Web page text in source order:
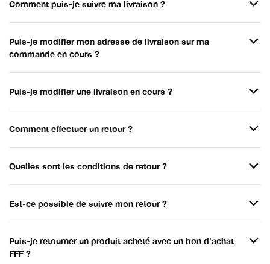
Comment puis-je suivre ma livraison ?
Puis-je modifier mon adresse de livraison sur ma
commande en cours ?
Puis-je modifier une livraison en cours ?
Comment effectuer un retour ?
Quelles sont les conditions de retour ?
Est-ce possible de suivre mon retour ?
Puis-je retourner un produit acheté avec un bon d'achat
FFF ?